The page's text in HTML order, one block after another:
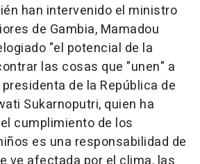
han intervenido el ministro
de Gambia, Mamadou
"el potencial de la
las cosas que "unen" a
de la República de
Sukarnoputri, quien ha
cumplimiento de los
es una responsabilidad de